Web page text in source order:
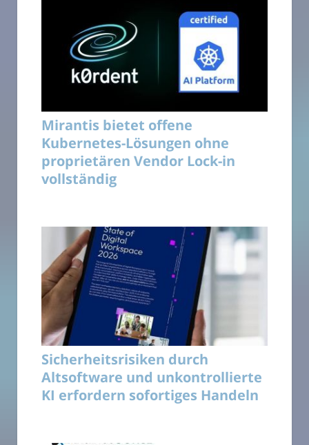
Mirantis bietet offene
Kubernetes-Lösungen ohne
proprietären Vendor Lock-in
vollständig
Sicherheitsrisiken durch
Altsoftware und unkontrollierte
KI erfordern sofortiges Handeln